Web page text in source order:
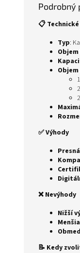
Podrobný
📋
Typ:
✅ Výhody
❌ Nevýhody
Nižší
📝 Kedy